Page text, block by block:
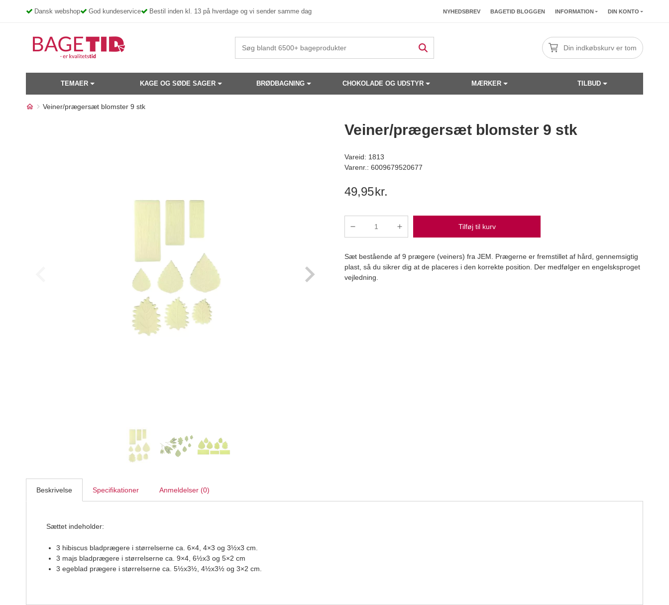
Dansk webshop God kundeservice Bestil inden kl. 13 på hverdage og vi sender samme dag NYHEDSBREV BAGETID BLOGGEN INFORMATION DIN KONTO
Din indkøbskurv er tom
TEMAER KAGE OG SØDE SAGER BRØDBAGNING CHOKOLADE OG UDSTYR MÆRKER TILBUD
Veiner/prægersæt blomster 9 stk
Måske kunne nogle af disse produkter have din interesse?
Wilfa - Glacier, Isterningmaskine
Veiner/prægersæt blomster 9 stk
Vareid: 1813
Varenr.: 6009679520677
49,95kr.
Veiner/prægersæt
antal
Tilføj til kurv
Sæt bestående af 9 prægere (veiners) fra JEM. Prægerne er fremstillet af hård, gennemsigtig
plast, så du sikrer dig at de placeres i den korrekte position. Der medfølger en engelsksproget
vejledning.
Beskrivelse Specifikationer Anmeldelser (0)
Sættet indeholder:
3 hibiscus bladprægere i størrelserne ca. 6×4, 4×3 og 3½x3 cm.
3 majs bladprægere i størrelserne ca. 9×4, 6½x3 og 5×2 cm
3 egeblad prægere i størrelserne ca. 5½x3½, 4½x3½ og 3×2 cm.